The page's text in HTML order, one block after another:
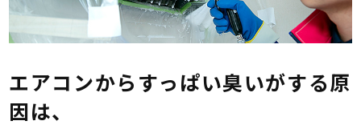
エアコンからすっぱい臭いがする原
因は、